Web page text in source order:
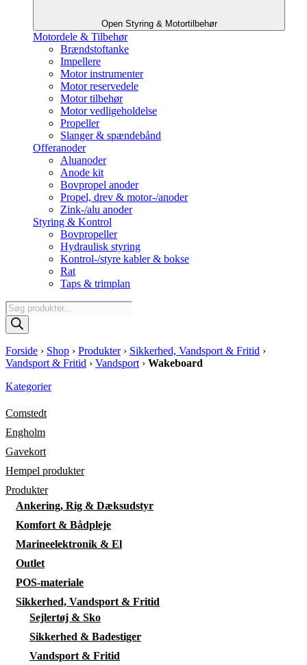
Open Styring & Motortilbehør
Motordele & Tilbehør
Brændstoftanke
Impellere
Motor instrumenter
Motor reservedele
Motor tilbehør
Motor vedligeholdelse
Propeller
Slanger & spændebånd
Offeranoder
Aluanoder
Anode kit
Bovpropel anoder
Propel, drev & motor-/anoder
Zink-/alu anoder
Styring & Kontrol
Bovpropeller
Hydraulisk styring
Kontrol-/styre kabler & bokse
Rat
Taps & trimplan
Products
search
Forside › Shop › Produkter› Sikkerhed, Vandsport & Fritid ›
Vandsport & Fritid › Vandsport › Wakeboard
Kategorier
Comstedt
Engholm
Gavekort
Hempel produkter
Produkter
Ankering, Rig & Dæksudstyr
Komfort & Bådpleje
Marineelektronik & El
Outlet
POS-materiale
Sikkerhed, Vandsport & Fritid
Sejlertøj & Sko
Sikkerhed & Badestiger
Vandsport & Fritid